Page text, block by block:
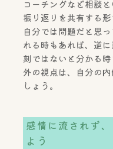
コーチングなど相談
振り返りを共有する形
自分では問題だと思
れる時もあれば、逆
刻ではないと分かる時
外の視点は、自分の
しょう。
感情に流されず
よう